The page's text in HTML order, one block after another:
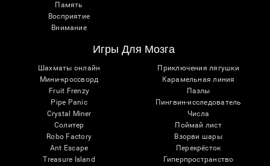
Память
Восприятие
Внимание
Игры Для Мозга
Шахматы онлайн
Мини-кроссворд
Fruit Frenzy
Pipe Panic
Crystal Miner
Солитер
Robo Factory
Ant Escape
Treasure Island
Приключения лягушки
Карамельная линия
Пазлы
Пингвин-исследователь
Числа
Поймай лист
Взорви шары
Перекрёсток
Гиперпространство